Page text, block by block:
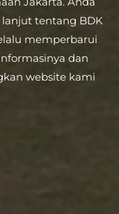
tentang BDK
memperbarui
dan
website kami